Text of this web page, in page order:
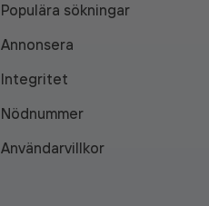
Populära sökningar
Annonsera
Integritet
Nödnummer
Användarvillkor